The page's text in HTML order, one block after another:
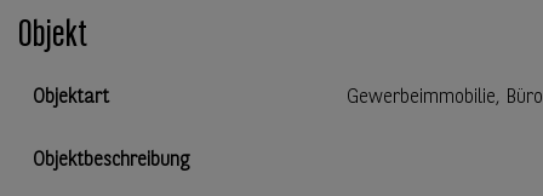
Objekt
Objektart Gewerbeimmobilie,
Objektbeschreibung